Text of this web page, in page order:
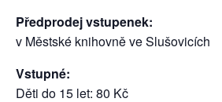
Předprodej vstupenek:
v Městské knihovně ve Slušovicích
Vstupné:
Děti do 15 let: 80 Kč